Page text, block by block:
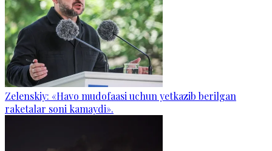
Zelenskiy: «Havo mudofaasi uchun yetkazib berilgan
raketalar soni kamaydi».